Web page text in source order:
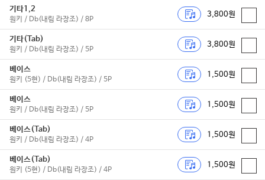
기타1,2
원키 / Db(내림 라장조) / 8P
3,800원
기타(Tab)
원키 / Db(내림 라장조) / 5P
3,800원
베이스
원키 (5현) / Db(내림 라장조) / 5P
1,500원
베이스
원키 / Db(내림 라장조) / 5P
1,500원
베이스(Tab)
원키 / Db(내림 라장조) / 4P
1,500원
베이스(Tab)
원키 (5현) / Db(내림 라장조) / 4P
1,500원